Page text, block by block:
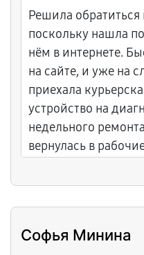
Решила обратиться
поскольку нашла
нём в интернете.
на сайте, и уже на
приехала
устройство на
недельного
вернулась в
Софья Минина